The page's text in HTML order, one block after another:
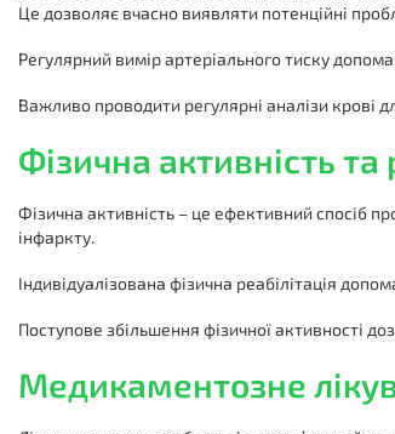
Це дозволяє вчасно виявляти потенційні
Регулярний вимір артеріального тиску
Важливо проводити регулярні аналізи крові
Фізична активність та
Фізична активність – це ефективний спосіб
інфаркту.
Індивідуалізована фізична реабілітація
Поступове збільшення фізичної активності
Медикаментозне